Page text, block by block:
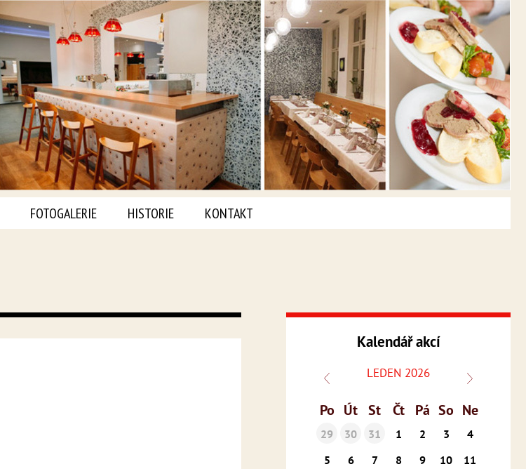
FOTOGALERIE HISTORIE KONTAKT
Kalendář akcí
LEDEN 2026
Po Út St Čt Pá So Ne
29 30 31 1 2 3
4
5
6 7 8 9 10
11